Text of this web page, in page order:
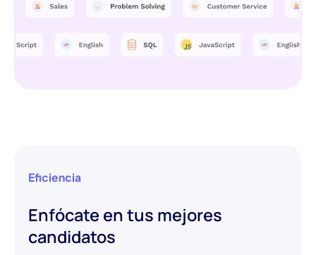
Eficiencia
Enfócate en tus mejores
candidatos